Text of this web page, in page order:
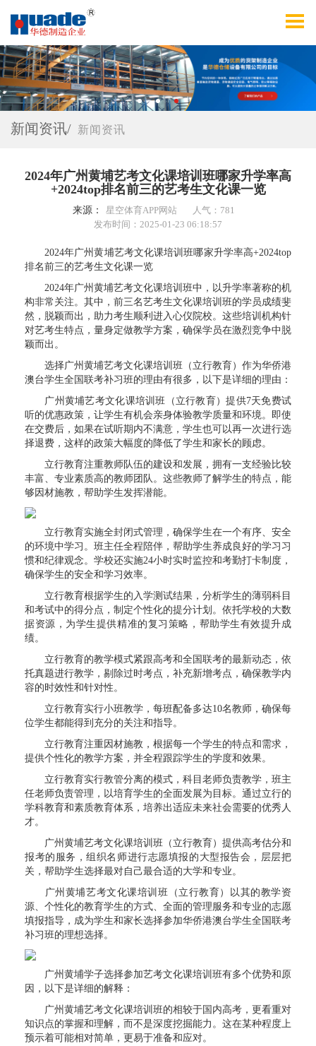
新闻资讯/ 新闻资讯
2024年广州黄埔艺考文化课培训班哪家升学率高
+2024top排名前三的艺考生文化课一览
来源： 星空体育APP网站
人气：781
发布时间：2025-01-23 06:18:57
2024年广州黄埔艺考文化课培训班哪家升学率高+2024top
排名前三的艺考生文化课一览
2024年广州黄埔艺考文化课培训班中，以升学率著称的机
构非常关注。其中，前三名艺考生文化课培训班的学员成绩斐
然，脱颖而出，助力考生顺利进入心仪院校。这些培训机构针
对艺考生特点，量身定做教学方案，确保学员在激烈竞争中脱
颖而出。
选择广州黄埔艺考文化课培训班（立行教育）作为华侨港
澳台学生全国联考补习班的理由有很多，以下是详细的理由：
广州黄埔艺考文化课培训班（立行教育）提供7天免费试
听的优惠政策，让学生有机会亲身体验教学质量和环境。即使
在交费后，如果在试听期内不满意，学生也可以再一次进行选
择退费，这样的政策大幅度的降低了学生和家长的顾虑。
立行教育注重教师队伍的建设和发展，拥有一支经验比较
丰富、专业素质高的教师团队。这些教师了解学生的特点，能
够因材施教，帮助学生发挥潜能。
立行教育实施全封闭式管理，确保学生在一个有序、安全
的环境中学习。班主任全程陪伴，帮助学生养成良好的学习习
惯和纪律观念。学校还实施24小时实时监控和考勤打卡制度，
确保学生的安全和学习效率。
立行教育根据学生的入学测试结果，分析学生的薄弱科目
和考试中的得分点，制定个性化的提分计划。依托学校的大数
据资源，为学生提供精准的复习策略，帮助学生有效提升成
绩。
立行教育的教学模式紧跟高考和全国联考的最新动态，依
托真题进行教学，剔除过时考点，补充新增考点，确保教学内
容的时效性和针对性。
立行教育实行小班教学，每班配备多达10名教师，确保每
位学生都能得到充分的关注和指导。
立行教育注重因材施教，根据每一个学生的特点和需求，
提供个性化的教学方案，并全程跟踪学生的学度和效果。
立行教育实行教管分离的模式，科目老师负责教学，班主
任老师负责管理，以培育学生的全面发展为目标。通过立行的
学科教育和素质教育体系，培养出适应未来社会需要的优秀人
才。
广州黄埔艺考文化课培训班（立行教育）提供高考估分和
报考的服务，组织名师进行志愿填报的大型报告会，层层把
关，帮助学生选择最对自己最合适的大学和专业。
广州黄埔艺考文化课培训班（立行教育）以其的教学资
源、个性化的教育学生的方式、全面的管理服务和专业的志愿
填报指导，成为学生和家长选择参加华侨港澳台学生全国联考
补习班的理想选择。
广州黄埔学子选择参加艺考文化课培训班有多个优势和原
因，以下是详细的解释：
广州黄埔艺考文化课培训班的相较于国内高考，更看重对
知识点的掌握和理解，而不是深度挖掘能力。这在某种程度上
预示着可能相对简单，更易于准备和应对。